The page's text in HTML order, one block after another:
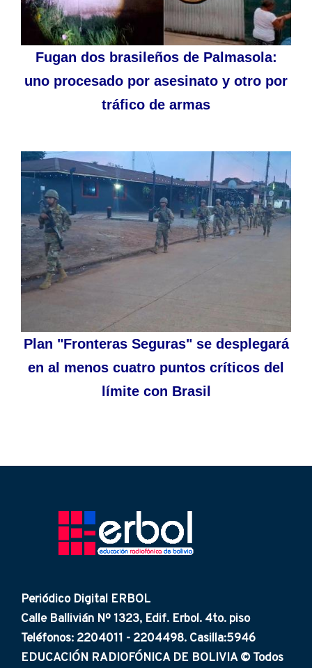
Fugan dos brasileños de Palmasola:
uno procesado por asesinato y otro por
tráfico de armas
Plan "Fronteras Seguras" se desplegará
en al menos cuatro puntos críticos del
límite con Brasil
Periódico Digital ERBOL
Calle Ballivián Nº 1323, Edif. Erbol. 4to. piso
Teléfonos: 2204011 - 2204498. Casilla:5946
EDUCACIÓN RADIOFÓNICA DE BOLIVIA © Todos